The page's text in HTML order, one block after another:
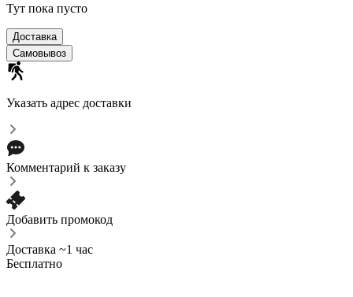
Тут пока пусто
Доставка
Самовывоз
Указать адрес доставки
Комментарий к заказу
Добавить промокод
Доставка ~1 час
Бесплатно